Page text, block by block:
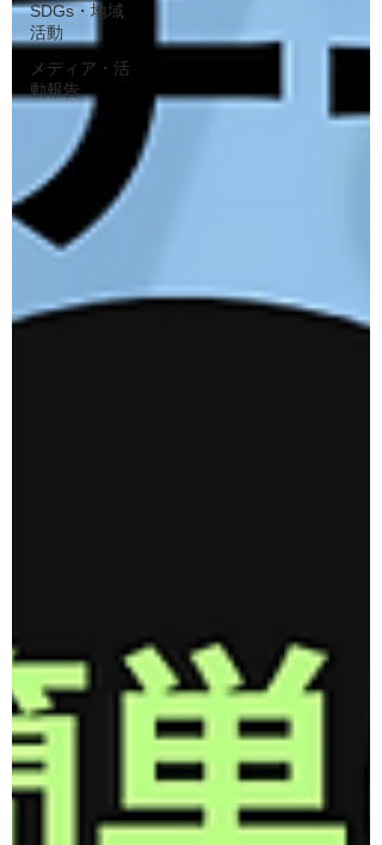
SDGs・地域
活動
メディア・活
動報告